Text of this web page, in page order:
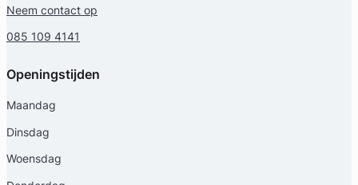
Neem contact op
085 109 4141
Openingstijden
Maandag
Dinsdag
Woensdag